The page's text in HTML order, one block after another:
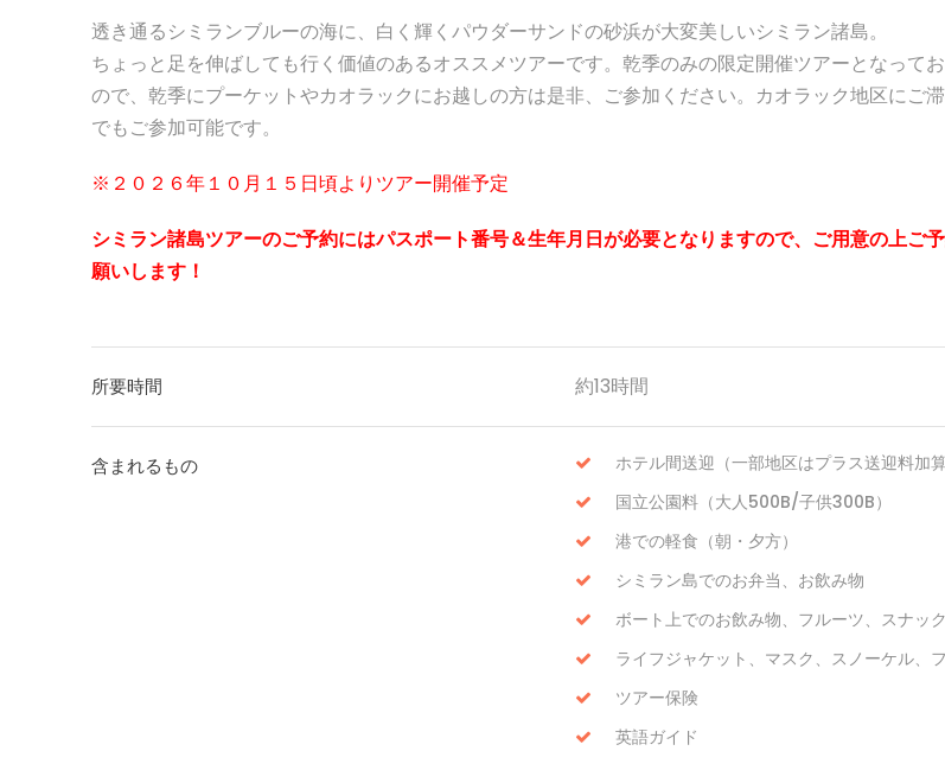
透き通るシミランブルーの海に、白く輝くパウダーサンドの砂浜が大変美しいシミラン諸島。
ちょっと足を伸ばしても行く価値のあるオススメツアーです。乾季のみの限定開催ツアーとなって
ので、乾季にプーケットやカオラックにお越しの方は是非、ご参加ください。カオラック地区にご
でもご参加可能です。
※２０２６年１０月１５日頃よりツアー開催予定
シミラン諸島ツアーのご予約にはパスポート番号＆生年月日が必要となりますので、ご用意の上ご
願いします！
所要時間 約13時間
含まれるもの
ホテル間送迎（一部地区はプラス送迎料加算
国立公園料（大人500B/子供300B）
港での軽食（朝・夕方）
シミラン島でのお弁当、お飲み物
ボート上でのお飲み物、フルーツ、スナック
ライフジャケット、マスク、スノーケル、
ツアー保険
英語ガイド